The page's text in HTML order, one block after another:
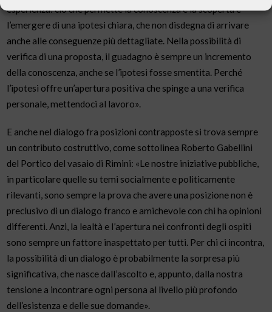
esperienza: ciò che permette la conoscenza e la scoperta è
l’emergere di una ipotesi chiara, che non disdegna di arrivare
anche alle conseguenze più dettagliate. Nella possibilità di
verifica di una proposta, il guadagno è sempre un incremento
della conoscenza, anche se l’ipotesi fosse smentita. Perché
l’ipotesi offre un’apertura positiva che spinge a una verifica
personale, mettendoci al lavoro».
E anche nel dialogo fra posizioni contrapposte si trova sempre
un contributo costruttivo, come sottolinea Roberto Gabellini
del Portico del vasaio di Rimini: «Le nostre iniziative pubbliche,
in particolare quelle su temi socialmente e politicamente
rilevanti, sono sempre la prova che avere una posizione non è
preclusivo di un dialogo franco e amichevole con chi ha opinioni
differenti. Anzi, la lealtà e l’apertura nei confronti degli ospiti
sono sempre un fattore inaspettato per tutti. Per chi ci incontra,
la possibilità di un dialogo è probabilmente la sorpresa più
significativa, che nasce dall’ascolto e, appunto, dalla nostra
tensione a incontrare ogni persona al livello più profondo
dell’esistenza e delle sue domande».